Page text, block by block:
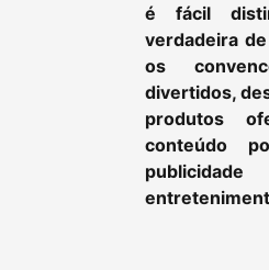
é fácil
verdadeira
os
divertidos,
produtos
conteúdo